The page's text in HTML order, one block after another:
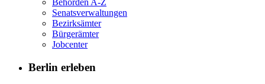
Behörden A-Z
Senatsverwaltungen
Bezirksämter
Bürgerämter
Jobcenter
Berlin erleben